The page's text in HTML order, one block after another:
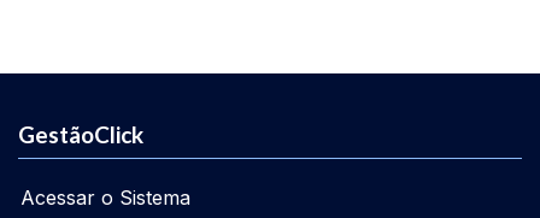
GestãoClick
Acessar o Sistema